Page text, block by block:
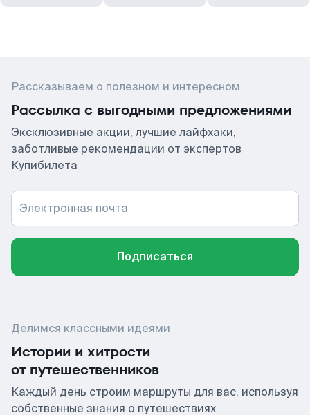
Рассказываем о полезном и интересном
Рассылка с выгодными предложениями
Эксклюзивные акции, лучшие лайфхаки,
заботливые рекомендации от экспертов
Купибилета
Электронная почта
Подписаться
Делимся классными идеями
Истории и хитрости
от путешественников
Каждый день строим маршруты для вас, используя
собственные знания о путешествиях